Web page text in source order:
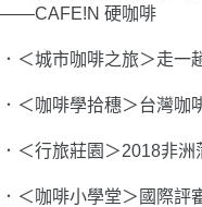
――CAFE!N 硬咖啡
．＜城市咖啡之旅＞走
．＜咖啡學拾穗＞台灣咖
．＜行旅莊園＞2018非洲
．＜咖啡小學堂＞國際評